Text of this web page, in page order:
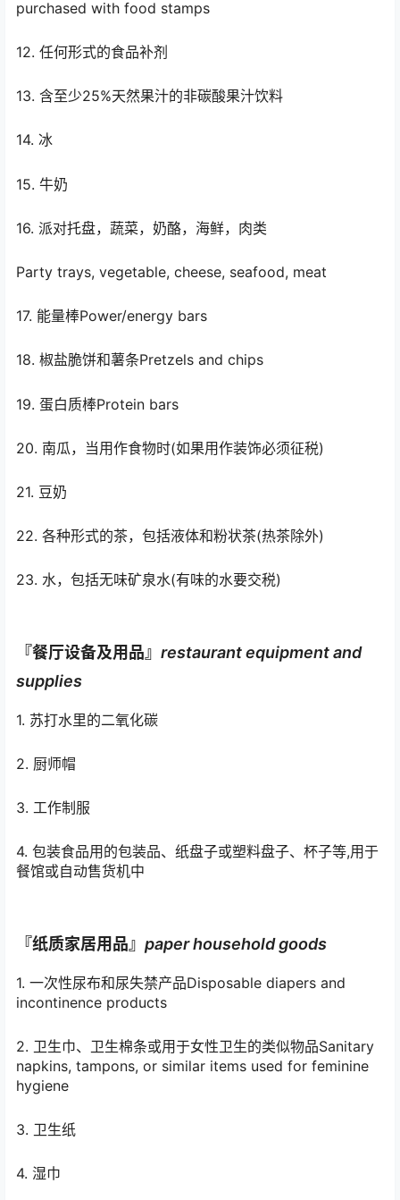
purchased with food stamps
12. 任何形式的食品补剂
13. 含至少25%天然果汁的非碳酸果汁饮料
14. 冰
15. 牛奶
16. 派对托盘，蔬菜，奶酪，海鲜，肉类
Party trays, vegetable, cheese, seafood, meat
17. 能量棒Power/energy bars
18. 椒盐脆饼和薯条Pretzels and chips
19. 蛋白质棒Protein bars
20. 南瓜，当用作食物时(如果用作装饰必须征税)
21. 豆奶
22. 各种形式的茶，包括液体和粉状茶(热茶除外)
23. 水，包括无味矿泉水(有味的水要交税)
『餐厅设备及用品』 restaurant equipment and
supplies
1. 苏打水里的二氧化碳
2. 厨师帽
3. 工作制服
4. 包装食品用的包装品、纸盘子或塑料盘子、杯子等,用于
餐馆或自动售货机中
『纸质家居用品』 paper household goods
1. 一次性尿布和尿失禁产品Disposable diapers and
incontinence products
2. 卫生巾、卫生棉条或用于女性卫生的类似物品Sanitary
napkins, tampons, or similar items used for feminine
hygiene
3. 卫生纸
4. 湿巾